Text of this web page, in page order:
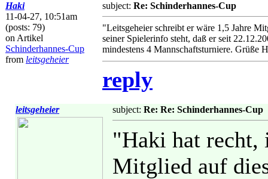
Haki
11-04-27, 10:51am
(posts: 79)
on Artikel
Schinderhannes-Cup
from leitsgeheier
subject: Re: Schinderhannes-Cup
"Leitsgeheier schreibt er wäre 1,5 Jahre
seiner Spielerinfo steht, daß er seit
mindestens 4 Mannschaftsturniere. Grüße
reply
leitsgeheier subject: Re: Re: Schinderhannes-Cup
"Haki hat recht,
Mitglied auf